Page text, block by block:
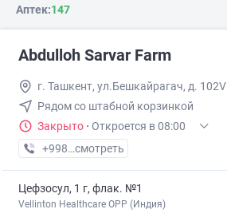
Аптек:147
Abdulloh Sarvar Farm
г. Ташкент, ул.Бешкайрагач, д. 102V
Рядом со штабной корзинкой
Закрыто · Откроется в 08:00
+998 (97) XXX-XX-XX
смотреть
Цефзосул, 1 г, флак. №1
Vellinton Healthcare OPP (Индия)